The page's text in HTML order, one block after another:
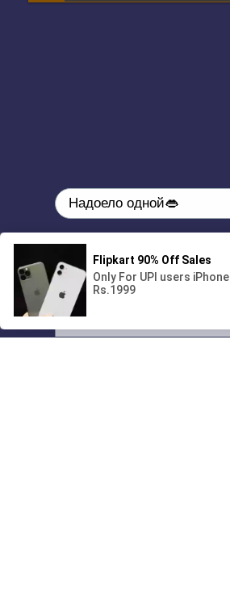
01/07
00:00
Надоело одной👄
🔞Может, изменим это?💦